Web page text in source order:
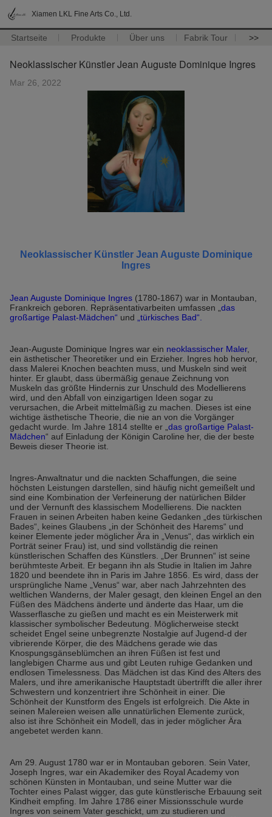
Xiamen LKL Fine Arts Co., Ltd.
Startseite Produkte Über uns Fabrik Tour >>
Neoklassischer Künstler Jean Auguste Dominique Ingres
Mar 26, 2022
Neoklassischer Künstler Jean Auguste Dominique
Ingres
Jean Auguste Dominique Ingres (1780-1867) war in Montauban,
Frankreich geboren. Repräsentativarbeiten umfassen „ das
großartige Palast-Mädchen“ und „türkisches Bad“.
Jean-Auguste Dominique Ingres war ein neoklassischer Maler,
ein ästhetischer Theoretiker und ein Erzieher. Ingres hob hervor,
dass Malerei Knochen beachten muss, und Muskeln sind weit
hinter. Er glaubt, dass übermäßig genaue Zeichnung von
Muskeln das größte Hindernis zur Unschuld des Modellierens
wird, und den Abfall von einzigartigen Ideen sogar zu
verursachen, die Arbeit mittelmäßig zu machen. Dieses ist eine
wichtige ästhetische Theorie, die nie an von die Vorgänger
gedacht wurde. Im Jahre 1814 stellte er „ das großartige Palast-
Mädchen“ auf Einladung der Königin Caroline her, die der beste
Beweis dieser Theorie ist.
Ingres-Anwaltnatur und die nackten Schaffungen, die seine
höchsten Leistungen darstellen, sind häufig nicht gemeißelt und
sind eine Kombination der Verfeinerung der natürlichen Bilder
und der Vernunft des klassischem Modellierens. Die nackten
Frauen in seinen Arbeiten haben keine Gedanken „des türkischen
Bades“, keines Glaubens „in der Schönheit des Harems“ und
keiner Elemente jeder möglicher Ära in „Venus“, das wirklich ein
Porträt seiner Frau) ist, und sind vollständig die reinen
künstlerischen Schaffen des Künstlers. „Der Brunnen“ ist seine
berühmteste Arbeit. Er begann ihn als Studie in Italien im Jahre
1820 und beendete ihn in Paris im Jahre 1856. Es wird, dass der
ursprüngliche Name „Venus“ war, aber nach Jahrzehnten des
weltlichen Wanderns, der Maler gesagt, den kleinen Engel an den
Füßen des Mädchens änderte und änderte das Haar, um die
Wasserflasche zu gießen und macht es ein Meisterwerk mit
klassischer symbolischer Bedeutung. Möglicherweise steckt
scheidet Engel seine unbegrenzte Nostalgie auf Jugend-d der
vibrierende Körper, die des Mädchens gerade wie das
Knospungsgänseblümchen an ihren Füßen ist fest und
langlebigen Charme aus und gibt Leuten ruhige Gedanken und
endlosen Timelessness. Das Mädchen ist das Kind des Alters des
Malers, und ihre amerikanische Hauptstadt übertrifft die aller ihrer
Schwestern und konzentriert ihre Schönheit in einer. Die
Schönheit der Kunstform des Engels ist erfolgreich. Die Akte in
seinen Malereien weisen alle unnatürlichen Elemente zurück,
also ist ihre Schönheit ein Modell, das in jeder möglicher Ära
angebetet werden kann.
Am 29. August 1780 war er in Montauban geboren. Sein Vater,
Joseph Ingres, war ein Akademiker des Royal Academy von
schönen Künsten in Montauban, und seine Mutter war die
Tochter eines Palast wigger, das gute künstlerische Erbauung seit
Kindheit empfing. Im Jahre 1786 einer Missionsschule wurde
Ingres von seinem Vater geschickt, um zu studieren und